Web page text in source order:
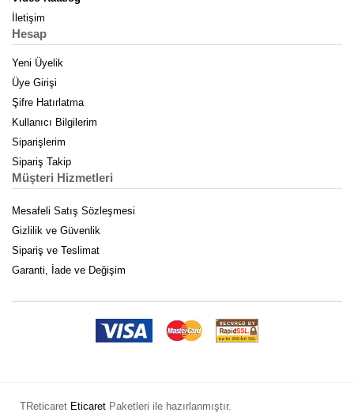
İletişim
Hesap
Yeni Üyelik
Üye Girişi
Şifre Hatırlatma
Kullanıcı Bilgilerim
Siparişlerim
Sipariş Takip
Müşteri Hizmetleri
Mesafeli Satış Sözleşmesi
Gizlilik ve Güvenlik
Sipariş ve Teslimat
Garanti, İade ve Değişim
TReticaret Eticaret Paketleri ile hazırlanmıştır.